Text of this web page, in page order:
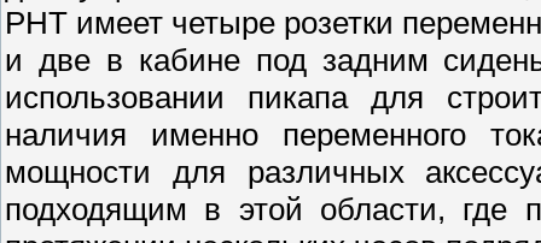
PHT имеет четыре розетки
и две в кабине под задним
использовании пикапа для
наличия именно переменного
мощности для различных
подходящим в этой области, где